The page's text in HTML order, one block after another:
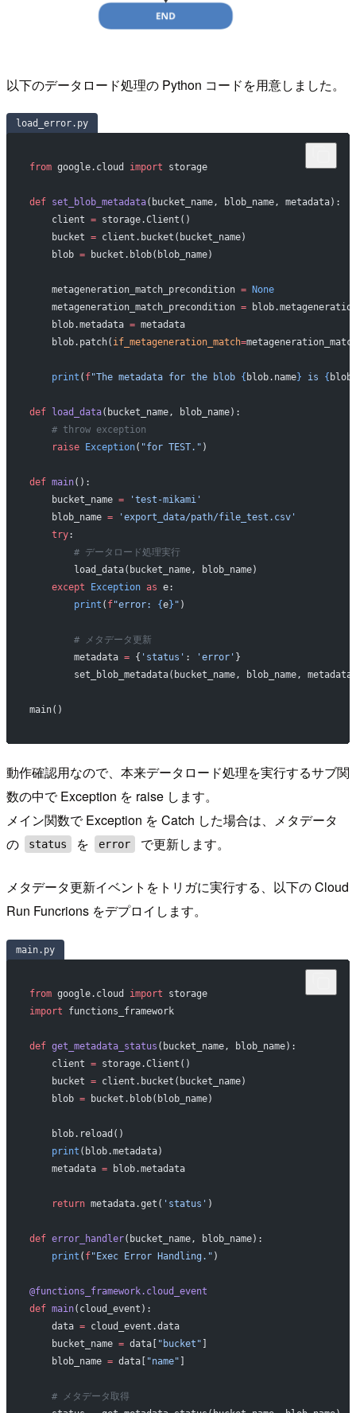
以下のデータロード処理の Python コードを用意しました。
load_error.py
from google.cloud import storage
def set_blob_metadata(bucket_name, blob_name, metadata):
    client
= storage.Client()
    bucket
= client.bucket(bucket_name)
    blob
= bucket.blob(blob_name)
    metageneration_match_precondition
= None
    metageneration_match_precondition
=
    blob.metadata
= metadata
    blob.patch(
if_metageneration_match=
    print
( f"The metadata for the blob { blob.name} is {
def load_data(bucket_name, blob_name):
    # throw exception
    raise
Exception( "for TEST." )
def main():
    bucket_name
= 'test-mikami'
    blob_name
= 'export_data/path/file_test.csv'
    try
:
        # データロード処理実行
        load_data(bucket_name, blob_name)
    except
Exception as e:
        print
( f"error: {e} " )
        # メタデータ更新
        metadata
= { 'status' : 'error' }
set_blob_metadata(bucket_name, blob_name,
main()
動作確認用なので、本来データロード処理を実行するサブ関
数の中で Exception を raise します。
メイン関数で Exception を Catch した場合は、メタデータ
の
status を error で更新します。
メタデータ更新イベントをトリガに実行する、以下の Cloud
Run Funcrions をデプロイします。
main.py
from google.cloud import storage
import functions_framework
def get_metadata_status (bucket_name, blob_name):
    client
= storage.Client()
    bucket
= client.bucket(bucket_name)
    blob
= bucket.blob(blob_name)
    blob.reload()
    print
(blob.metadata)
    metadata
= blob.metadata
    return
metadata.get( 'status' )
def error_handler(bucket_name, blob_name):
    print
( f"Exec Error Handling." )
@functions_framework.cloud_event
def main(cloud_event):
    data
= cloud_event.data
    bucket_name
= data[ "bucket"
    blob_name
= data[ "name"
    # メタデータ取得